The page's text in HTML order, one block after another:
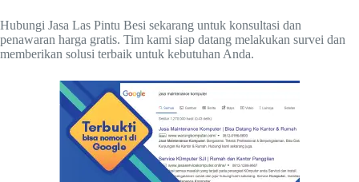
Hubungi Jasa Las Pintu Besi sekarang untuk konsultasi dan
penawaran harga gratis. Tim kami siap datang melakukan survei dan
memberikan solusi terbaik untuk kebutuhan Anda.